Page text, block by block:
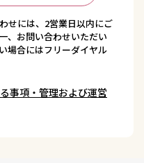
せには、2営業日以内にご
、お問い合わせいただい
場合にはフリーダイヤル
事項・管理および運営